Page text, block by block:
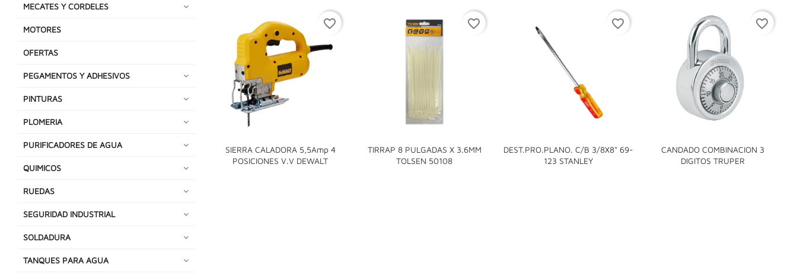
MECATES Y CORDELES
MOTORES
OFERTAS
PEGAMENTOS Y ADHESIVOS
PINTURAS
PLOMERIA
PURIFICADORES DE AGUA
QUIMICOS
RUEDAS
SEGURIDAD INDUSTRIAL
SOLDADURA
TANQUES PARA AGUA
SIERRA CALADORA 5,5Amp 4
POSICIONES V.V DEWALT

favorite_border
TIRRAP 8 PULGADAS X 3.6MM
TOLSEN 50108

favorite_border
DEST.PRO.PLANO. C/B 3/8X8" 69-
123 STANLEY

favorite_border
CANDADO COMBINACION 3
DIGITOS TRUPER

favorite_border